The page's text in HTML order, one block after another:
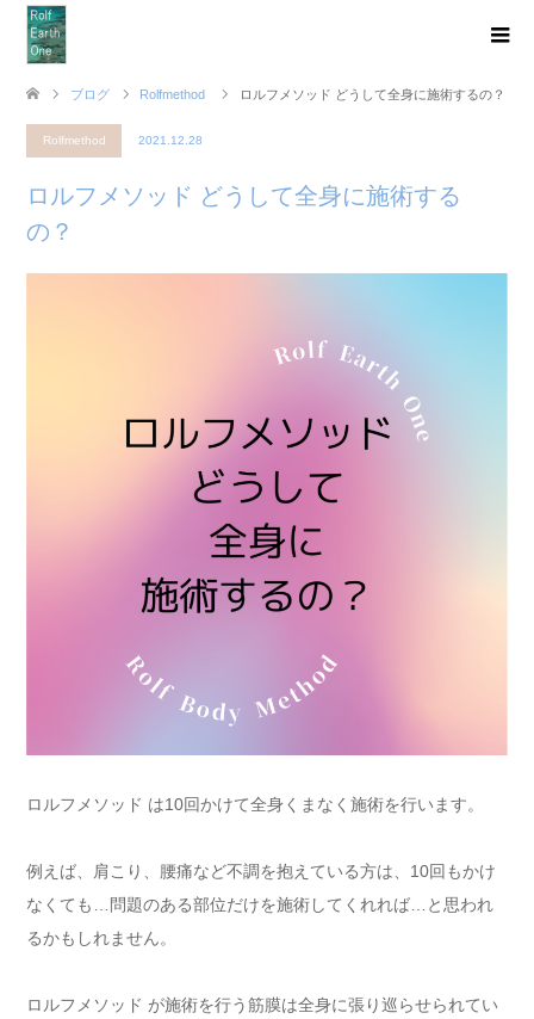
ブログ Rolfmethod ロルフメソッド どうして全身に施術するの？
Rolfmethod 2021.12.28
ロルフメソッド どうして全身に施術する
の？
ロルフメソッド は10回かけて全身くまなく施術を行います。
例えば、肩こり、腰痛など不調を抱えている方は、10回もかけ
なくても…問題のある部位だけを施術してくれれば…と思われ
るかもしれません。
ロルフメソッド が施術を行う筋膜は全身に張り巡らせられてい